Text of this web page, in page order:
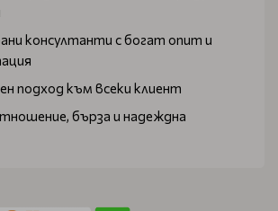
консултанти с богат опит и
подход към всеки клиент
бърза и надеждна